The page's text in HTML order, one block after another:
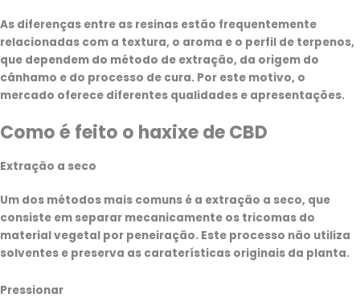
As diferenças entre as resinas estão frequentemente
relacionadas com a textura, o aroma e o perfil de terpenos,
que dependem do método de extração, da origem do
cânhamo e do processo de cura. Por este motivo, o
mercado oferece diferentes qualidades e apresentações.
Como é feito o haxixe de CBD
Extração a seco
Um dos métodos mais comuns é a extração a seco, que
consiste em separar mecanicamente os tricomas do
material vegetal por peneiração. Este processo não utiliza
solventes e preserva as caraterísticas originais da planta.
Pressionar